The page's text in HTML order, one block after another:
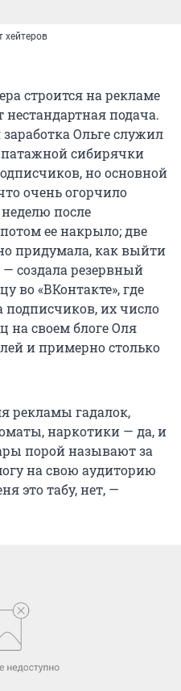
хейтеров
строится на рекламе
подача.
Ольге служил
сибирячки
но основной
очень огорчило
после
ее накрыло; две
придумала, как выйти
создала резервный
во «ВКонтакте», где
подписчиков, их число
на своем блоге Оля
и примерно столько
рекламы гадалок,
наркотики — да, и
порой называют за
на свою аудиторию
это табу, нет, —